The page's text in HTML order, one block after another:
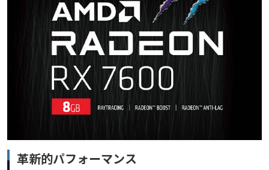
革新的パフォーマンス